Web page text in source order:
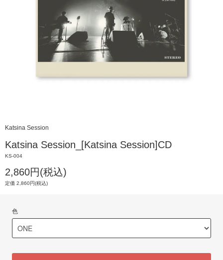
Katsina Session
Katsina Session_[Katsina Session]CD
KS-004
2,860円(税込)
定価 2,860円(税込)
色